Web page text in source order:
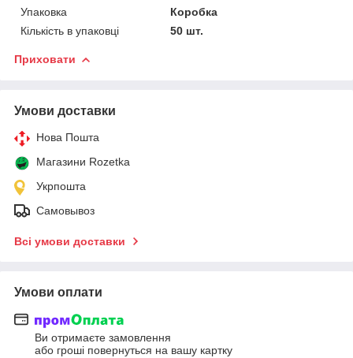
Упаковка
Коробка
Кількість в упаковці
50 шт.
Приховати
Умови доставки
Нова Пошта
Магазини Rozetka
Укрпошта
Самовывоз
Всі умови доставки
Умови оплати
Ви отримаєте замовлення
або гроші повернуться на вашу картку